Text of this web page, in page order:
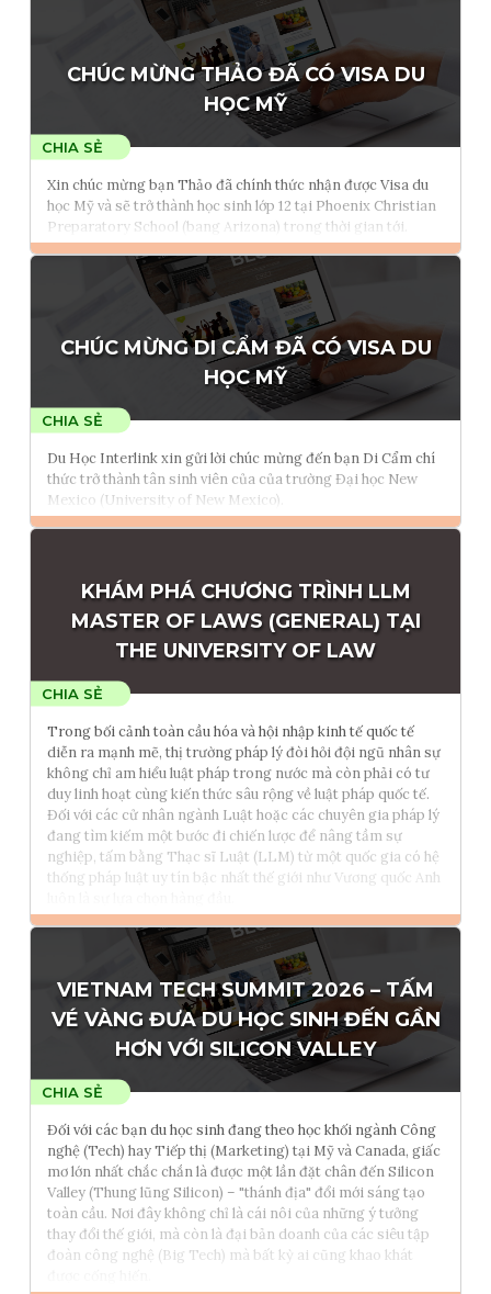
Đọc thêm
Tham vấn Interlink
CHÚC MỪNG THẢO ĐÃ CÓ VISA DU
HỌC MỸ
Xin chúc mừng bạn Thảo đã chính thức nhận được Visa du
học Mỹ và sẽ trở thành học sinh lớp 12 tại Phoenix Christian
Preparatory School (bang Arizona) trong thời gian tới.
Đọc thêm
Tham vấn Interlink
CHÚC MỪNG DI CẨM ĐÃ CÓ VISA DU
HỌC MỸ
Du Học Interlink xin gửi lời chúc mừng đến bạn Di Cẩm chí
thức trở thành tân sinh viên của của trường Đại học New
Mexico (University of New Mexico).
Tham vấn Interlink
KHÁM PHÁ CHƯƠNG TRÌNH LLM
MASTER OF LAWS (GENERAL) TẠI
THE UNIVERSITY OF LAW
Trong bối cảnh toàn cầu hóa và hội nhập kinh tế quốc tế
diễn ra mạnh mẽ, thị trường pháp lý đòi hỏi đội ngũ nhân sự
không chỉ am hiểu luật pháp trong nước mà còn phải có tư
duy linh hoạt cùng kiến thức sâu rộng về luật pháp quốc tế.
Đối với các cử nhân ngành Luật hoặc các chuyên gia pháp lý
đang tìm kiếm một bước đi chiến lược để nâng tầm sự
nghiệp, tấm bằng Thạc sĩ Luật (LLM) từ một quốc gia có hệ
thống pháp luật uy tín bậc nhất thế giới như Vương quốc Anh
Đọc thêm
Tham vấn Interlink
VIETNAM TECH SUMMIT 2026 – TẤM
VÉ VÀNG ĐƯA DU HỌC SINH ĐẾN GẦN
HƠN VỚI SILICON VALLEY
Đối với các bạn du học sinh đang theo học khối ngành Công
nghệ (Tech) hay Tiếp thị (Marketing) tại Mỹ và Canada, giấc
mơ lớn nhất chắc chắn là được một lần đặt chân đến Silicon
Valley (Thung lũng Silicon) – "thánh địa" đổi mới sáng tạo
toàn cầu. Nơi đây không chỉ là cái nôi của những ý tưởng
thay đổi thế giới, mà còn là đại bản doanh của các siêu tập
đoàn công nghệ (Big Tech) mà bất kỳ ai cũng khao khát